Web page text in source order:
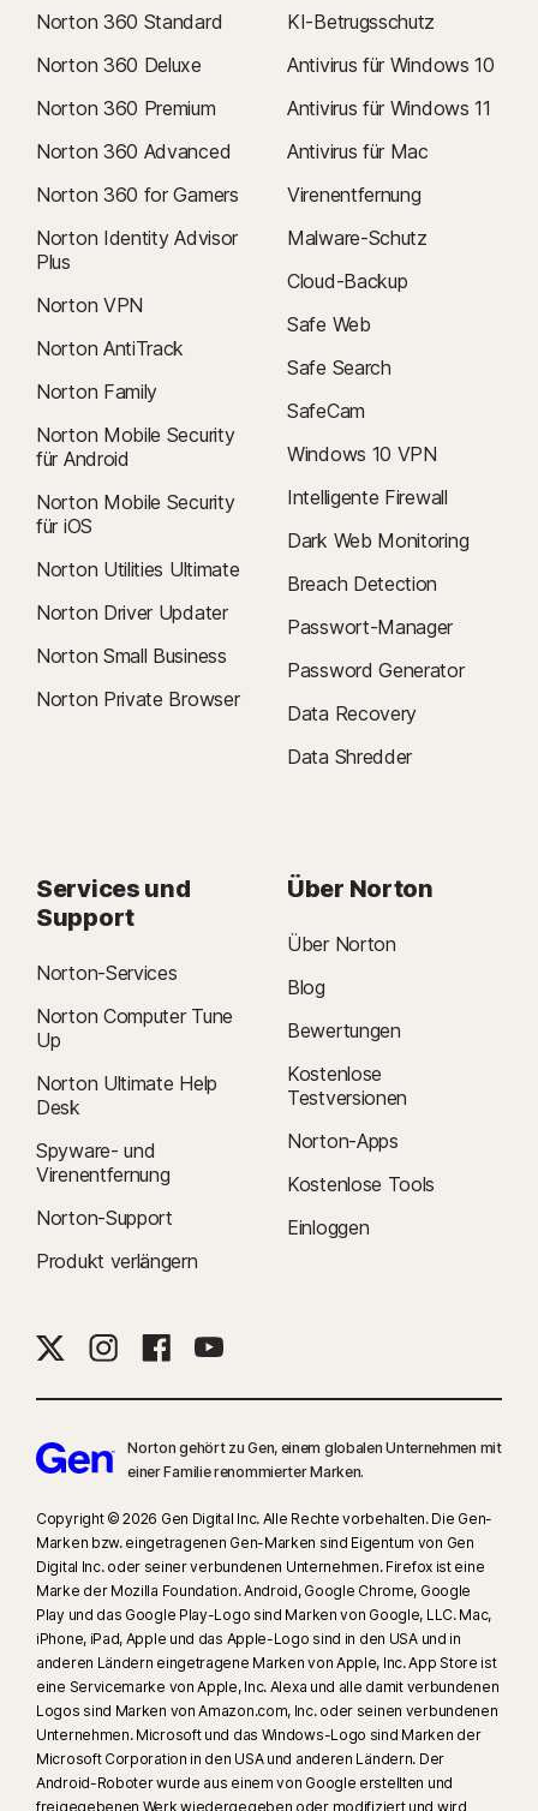
Norton 360 Standard
Norton 360 Deluxe
Norton 360 Premium
Norton 360 Advanced
Norton 360 for Gamers
Norton Identity Advisor
Plus
Norton VPN
Norton AntiTrack
Norton Family
Norton Mobile Security
für Android
Norton Mobile Security
für iOS
Norton Utilities Ultimate
Norton Driver Updater
Norton Small Business
Norton Private Browser
KI-Betrugsschutz
Antivirus für Windows 10
Antivirus für Windows 11
Antivirus für Mac
Virenentfernung
Malware-Schutz
Cloud-Backup
Safe Web
Safe Search
SafeCam
Windows 10 VPN
Intelligente Firewall
Dark Web Monitoring
Breach Detection
Passwort-Manager
Password Generator
Data Recovery
Data Shredder
Services und
Support
Norton-Services
Norton Computer Tune
Up
Norton Ultimate Help
Desk
Spyware- und
Virenentfernung
Norton-Support
Produkt verlängern
Über Norton
Über Norton
Blog
Bewertungen
Kostenlose
Testversionen
Norton-Apps
Kostenlose Tools
Einloggen
Norton gehört zu Gen, einem globalen Unternehmen mit
einer Familie renommierter Marken.
Copyright © 2026 Gen Digital Inc. Alle Rechte vorbehalten. Die Gen-
Marken bzw. eingetragenen Gen-Marken sind Eigentum von Gen
Digital Inc. oder seiner verbundenen Unternehmen. Firefox ist eine
Marke der Mozilla Foundation. Android, Google Chrome, Google
Play und das Google Play-Logo sind Marken von Google, LLC. Mac,
iPhone, iPad, Apple und das Apple-Logo sind in den USA und in
anderen Ländern eingetragene Marken von Apple, Inc. App Store ist
eine Servicemarke von Apple, Inc. Alexa und alle damit verbundenen
Logos sind Marken von Amazon.com, Inc. oder seinen verbundenen
Unternehmen. Microsoft und das Windows-Logo sind Marken der
Microsoft Corporation in den USA und anderen Ländern. Der
Android-Roboter wurde aus einem von Google erstellten und
freigegebenen Werk wiedergegeben oder modifiziert und wird